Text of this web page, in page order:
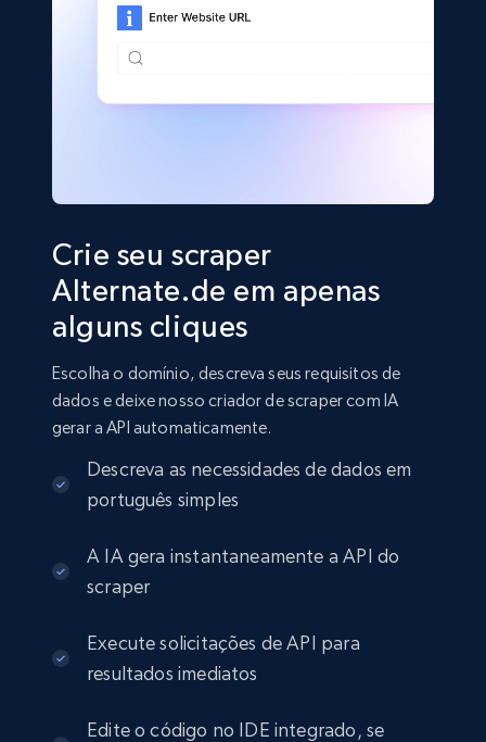
Crie seu scraper
Alternate.de em apenas
alguns cliques
Escolha o domínio, descreva seus requisitos de
dados e deixe nosso criador de scraper com IA
gerar a API automaticamente.
Descreva as necessidades de dados em
português simples
A IA gera instantaneamente a API do
scraper
Execute solicitações de API para
resultados imediatos
Edite o código no IDE integrado, se